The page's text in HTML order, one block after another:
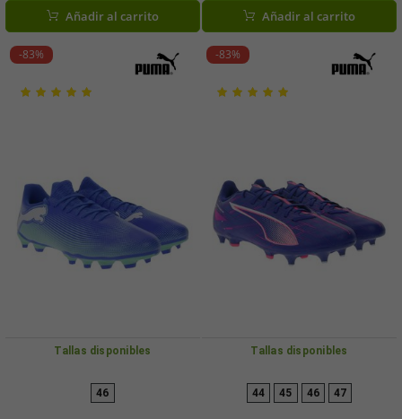
Añadir al carrito
Añadir al carrito
-83%
Tallas disponibles
46
-83%
Tallas disponibles
44 45 46 47